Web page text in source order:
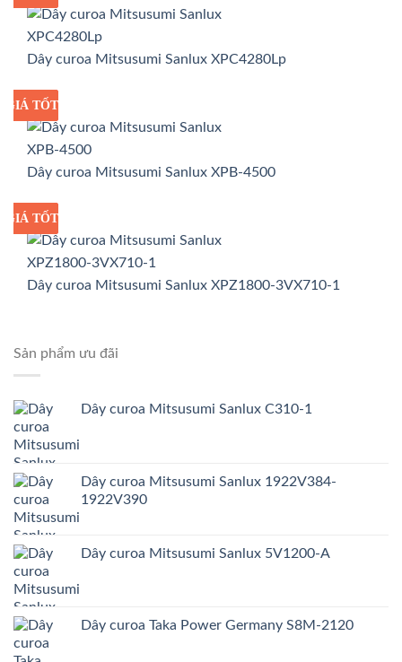
Dây curoa Mitsusumi Sanlux XPC4280Lp
GIÁ SỈ
GIÁ TỐT
Dây curoa Mitsusumi Sanlux XPB-4500
GIÁ SỈ
GIÁ TỐT
Dây curoa Mitsusumi Sanlux XPZ1800-3VX710-1
Sản phẩm ưu đãi
Dây curoa Mitsusumi Sanlux C310-1
Dây curoa Mitsusumi Sanlux 1922V384-
1922V390
Dây curoa Mitsusumi Sanlux 5V1200-A
Dây curoa Taka Power Germany S8M-2120